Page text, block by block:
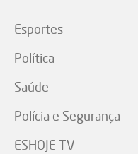
Esportes
Política
Saúde
Polícia e Segurança
ESHOJE TV